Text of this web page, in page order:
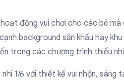
động vui chơi cho các bé
background sân khấu hay
trong các chương trình thiếu nhi
1/6 với thiết kế vui nhộn, sáng